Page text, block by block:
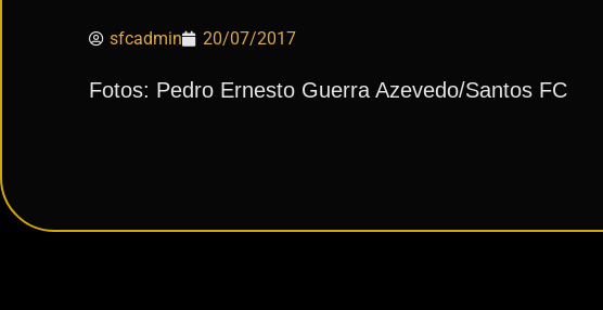
sfcadmin 20/07/2017
Fotos: Pedro Ernesto Guerra Azevedo/Santos FC